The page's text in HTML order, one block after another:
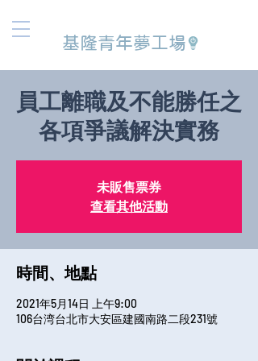
基隆青年夢工場
員工離職及不能勝任之
各項爭議解決實務
未販售票券
查看其他活動
時間、地點
2021年5月14日 上午9:00
106台湾台北市大安區建國南路二段231號